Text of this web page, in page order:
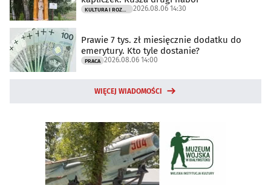
KULTURA I ROZRYWKA 2026.08.06 14:30
Prawie 7 tys. zł miesięcznie dodatku do
emerytury. Kto tyle dostanie?
PRACA 2026.08.06 14:00
WIĘCEJ WIADOMOŚCI